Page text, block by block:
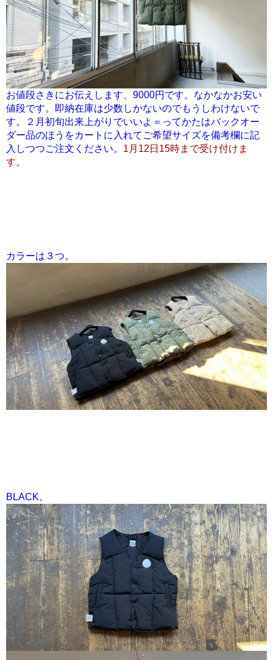
お値段さきにお伝えします、9000円です。なかなかお安い
値段です。即納在庫は少数しかないのでもうしわけないで
す。２月初旬出来上がりでいいよ＝ってかたはバックオー
ダー品のほうをカートに入れてご希望サイズを備考欄に記
入しつつご注文ください。 1月12日15時まで受け付けま
す。
カラーは３つ。
BLACK。